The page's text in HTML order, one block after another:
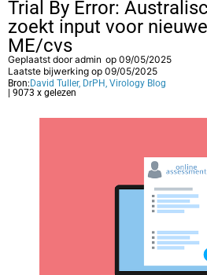
De National Medical Health and
(NMHRC) van Australië heeft
[verkennend
als eerste stap in de
praktijkrichtlijnen voor ME/cvs.
februari online geplaatst; de